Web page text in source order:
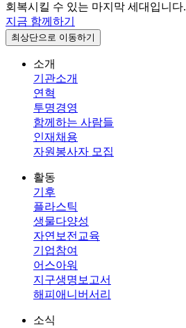
회복시킬 수 있는 마지막 세대입니다.
지금 함께하기
최상단으로 이동하기
소개
기관소개
연혁
투명경영
함께하는 사람들
인재채용
자원봉사자 모집
활동
기후
플라스틱
생물다양성
자연보전교육
기업참여
어스아워
지구생명보고서
해피애니버서리
소식